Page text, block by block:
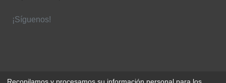
¡Síguenos!